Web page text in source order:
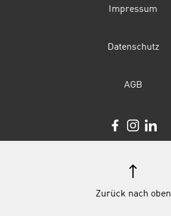
Impressum
Datenschutz
AGB
Zurück nach oben